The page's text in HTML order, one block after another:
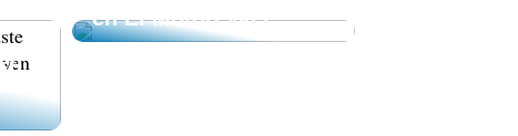
en El Motorcykel